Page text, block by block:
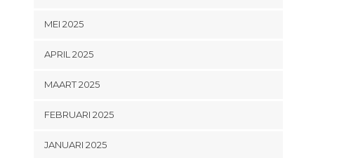
MEI 2025
APRIL 2025
MAART 2025
FEBRUARI 2025
JANUARI 2025